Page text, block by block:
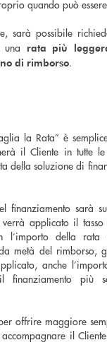
quando può
sarà possibile
rata più
di rimborso.
la Rata” è
il Cliente in tutte
della soluzione di
finanziamento sarà
applicato il tasso
l’importo della
metà del rimborso,
anche
finanziamento più
offrire maggiore
il